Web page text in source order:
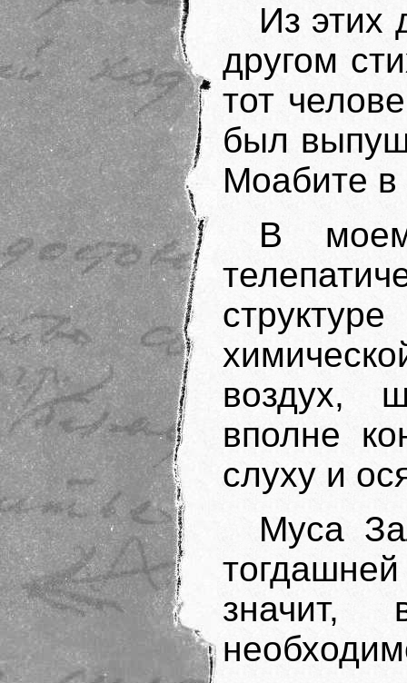
Из этих
другом
тот
был
Моабите в
В
воздух,
вполне
слуху и
Муса
значит,